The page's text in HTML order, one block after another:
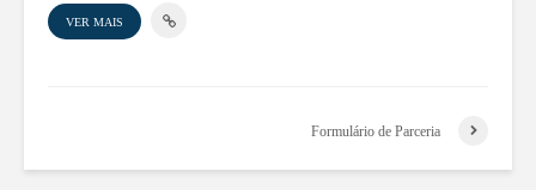
VER MAIS
Formulário de Parceria